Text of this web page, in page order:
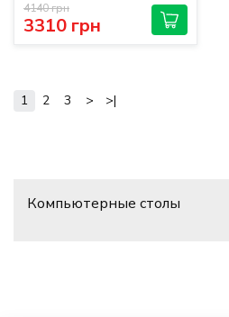
3310 грн
4140 грн
1 2 3 > >|
Компьютерные столы